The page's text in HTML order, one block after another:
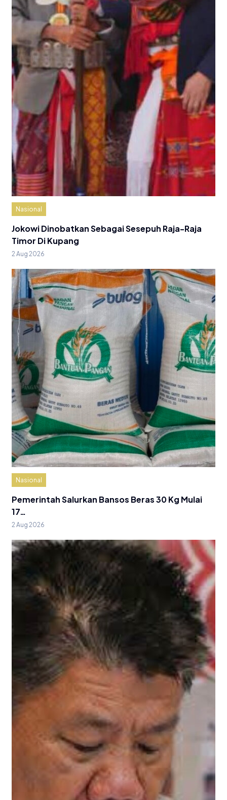
Nasional
Jokowi Dinobatkan Sebagai Sesepuh Raja-Raja
Timor Di Kupang
2 Aug 2026
Nasional
Pemerintah Salurkan Bansos Beras 30 Kg Mulai
17…
2 Aug 2026